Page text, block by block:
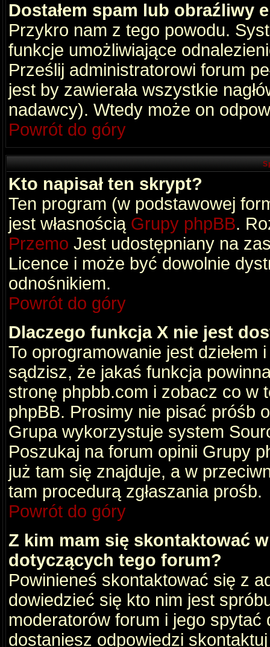
Dostałem spam lub obraźliwy
Przykro nam z tego powodu.
funkcje umożliwiające
Prześlij administratorowi forum
jest by zawierała wszystkie
nadawcy). Wtedy może on
Powrót do góry
Kto napisał ten skrypt?
Ten program (w podstawowej
jest własnością Grupy phpBB.
Przemo Jest udostępniany na
Licence i może być dowolnie
odnośnikiem.
Powrót do góry
Dlaczego funkcja X nie jest
To oprogramowanie jest dziełem
sądzisz, że jakaś funkcja
stronę phpbb.com i zobacz co w
phpBB. Prosimy nie pisać próśb
Grupa wykorzystuje system
Poszukaj na forum opinii Grupy
już tam się znajduje, a w
tam procedurą zgłaszania prośb.
Powrót do góry
Z kim mam się skontaktować
dotyczących tego forum?
Powinieneś skontaktować się z
dowiedzieć się kto nim jest
moderatorów forum i jego
dostaniesz odpowiedzi